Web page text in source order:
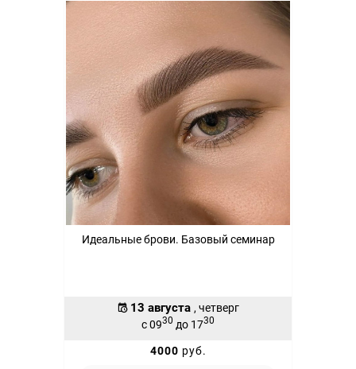
Идеальные брови. Базовый семинар
13 августа , четверг
с 0930 до 1730
4000 руб.